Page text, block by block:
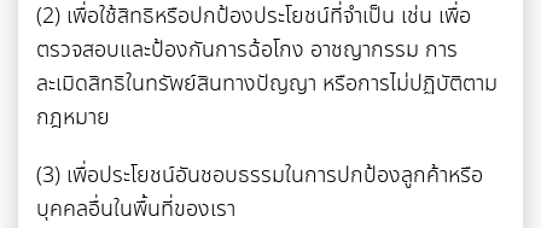
(2) เพื่อใช้สิทธิหรือปกป้องประโยชน์ที่จำเป็น เช่น เพื่อ
ตรวจสอบและป้องกันการฉ้อโกง อาชญากรรม การ
ละเมิดสิทธิในทรัพย์สินทางปัญญา หรือการไม่ปฏิบัติตาม
กฎหมาย
(3) เพื่อประโยชน์อันชอบธรรมในการปกป้องลูกค้าหรือ
บุคคลอื่นในพื้นที่ของเรา